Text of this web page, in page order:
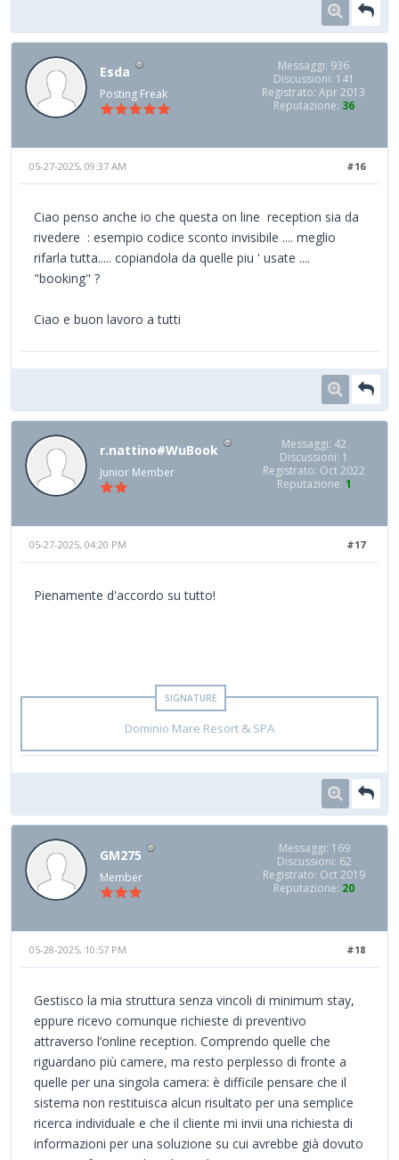
Esda
Posting Freak
Messaggi: 936
Discussioni: 141
Registrato: Apr 2013
Reputazione: 36
#16
05-27-2025, 09:37 AM
Ciao penso anche io che questa on line reception sia da
rivedere : esempio codice sconto invisibile .... meglio
rifarla tutta..... copiandola da quelle piu ' usate ....
"booking" ?
Ciao e buon lavoro a tutti
r.nattino#WuBook
Junior Member
Messaggi: 42
Discussioni: 1
Registrato: Oct 2022
Reputazione: 1
#17
05-27-2025, 04:20 PM
Pienamente d'accordo su tutto!
Dominio Mare Resort & SPA
GM275
Member
Messaggi: 169
Discussioni: 62
Registrato: Oct 2019
Reputazione: 20
#18
05-28-2025, 10:57 PM
Gestisco la mia struttura senza vincoli di minimum stay,
eppure ricevo comunque richieste di preventivo
attraverso l’online reception. Comprendo quelle che
riguardano più camere, ma resto perplesso di fronte a
quelle per una singola camera: è difficile pensare che il
sistema non restituisca alcun risultato per una semplice
ricerca individuale e che il cliente mi invii una richiesta di
informazioni per una soluzione su cui avrebbe già dovuto